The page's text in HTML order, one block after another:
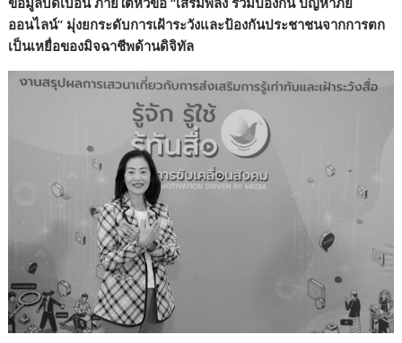
ออนไลน์” มุ่งยกระดับการเฝ้าระวังและป้องกันประชาชนจากการตก
เป็นเหยื่อของมิจฉาชีพด้านดิจิทัล